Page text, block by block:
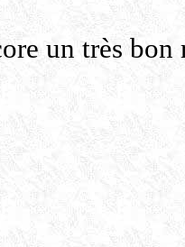
un très bon